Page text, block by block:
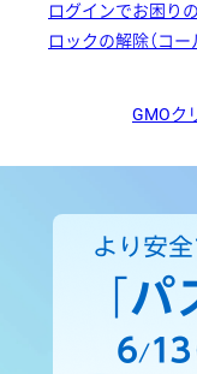
ログインでお困り
ロックの解除（コ
GMOク